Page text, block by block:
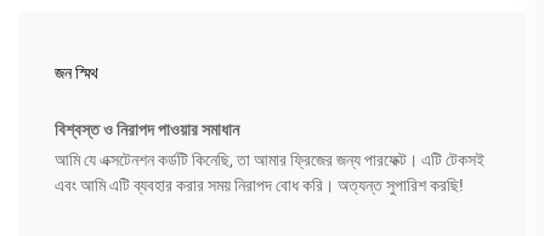
জন স্মিথ
বিশ্বস্ত ও নিরাপদ পাওয়ার সমাধান
আমি যে এক্সটেনশন কর্ডটি কিনেছি, তা আমার ফ্রিজের জন্য পারফেক্ট। এটি টেকসই
এবং আমি এটি ব্যবহার করার সময় নিরাপদ বোধ করি। অত্যন্ত সুপারিশ করছি!